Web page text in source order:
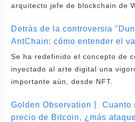
arquitecto jefe de blockchain de
Detrás de la controversia
AntChain: cómo entender el
Se ha redefinido el concepto de
inyectado al arte digital una
importante aún, desde NFT.
Golden Observation丨 Cuanto
precio de Bitcoin, ¿más